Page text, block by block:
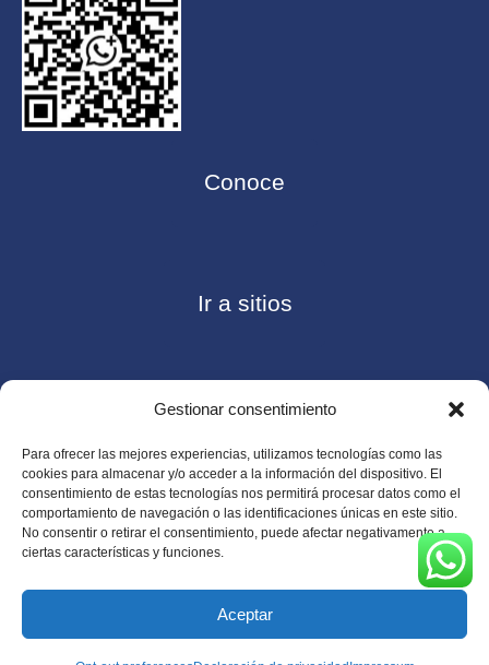
Gestionar consentimiento
Para ofrecer las mejores experiencias, utilizamos tecnologías como las
cookies para almacenar y/o acceder a la información del dispositivo. El
consentimiento de estas tecnologías nos permitirá procesar datos como el
comportamiento de navegación o las identificaciones únicas en este sitio.
No consentir o retirar el consentimiento, puede afectar negativamente a
ciertas características y funciones.
Aceptar
Conoce
Ir a sitios
Contáctanos
Consulte nuestroAviso de privacidad
© Copyright 2026 ASUGMEX. Todos los derechos
reservados.